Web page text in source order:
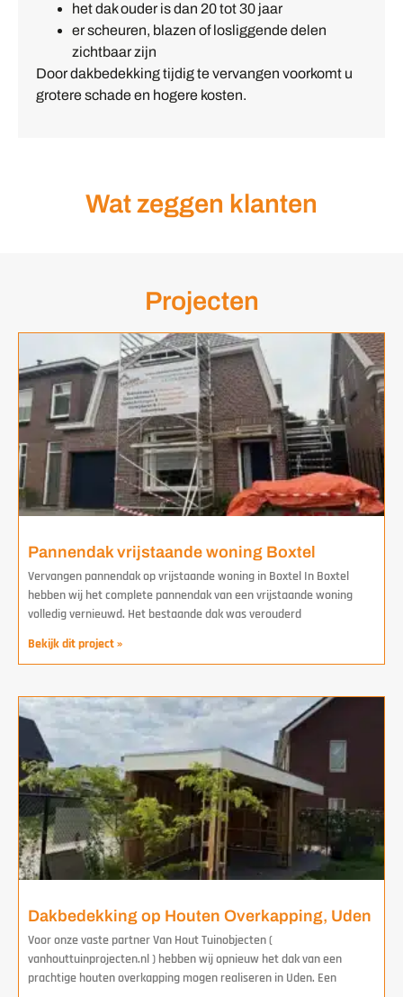
het dak ouder is dan 20 tot 30 jaar
er scheuren, blazen of losliggende delen
zichtbaar zijn
Door dakbedekking tijdig te vervangen voorkomt u
grotere schade en hogere kosten.
Wat zeggen klanten
Projecten
Pannendak vrijstaande woning Boxtel
Vervangen pannendak op vrijstaande woning in Boxtel In Boxtel
hebben wij het complete pannendak van een vrijstaande woning
volledig vernieuwd. Het bestaande dak was verouderd
Bekijk dit project »
Dakbedekking op Houten Overkapping, Uden
Voor onze vaste partner Van Hout Tuinobjecten (
vanhouttuinprojecten.nl ) hebben wij opnieuw het dak van een
prachtige houten overkapping mogen realiseren in Uden. Een